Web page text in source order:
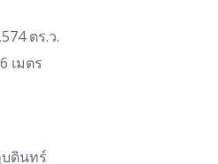
ตร.ว.
เมตร
ดินทร์